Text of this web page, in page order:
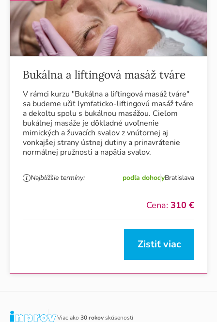
Bukálna a liftingová masáž tváre
V rámci kurzu "Bukálna a liftingová masáž tváre"
sa budeme učiť lymfaticko-liftingovú masáž tváre
a dekoltu spolu s bukálnou masážou. Cieľom
bukálnej masáže je dôkladné uvoľnenie
mimických a žuvacích svalov z vnútornej aj
vonkajšej strany ústnej dutiny a prinavrátenie
normálnej pružnosti a napätia svalov.
Najbližšie termíny: podľa dohodyBratislava
Cena: 310 €
Zistiť viac
Viac ako 30 rokovskúseností